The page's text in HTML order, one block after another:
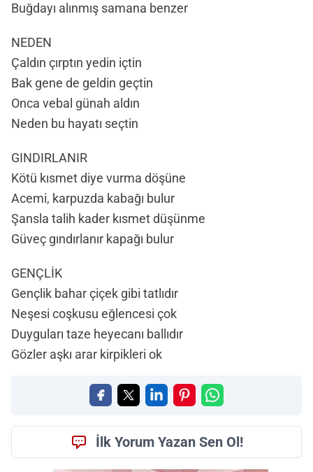
Buğdayı alınmış samana benzer
NEDEN
Çaldın çırptın yedin içtin
Bak gene de geldin geçtin
Onca vebal günah aldın
Neden bu hayatı seçtin
GINDIRLANIR
Kötü kısmet diye vurma döşüne
Acemi, karpuzda kabağı bulur
Şansla talih kader kısmet düşünme
Güveç gındırlanır kapağı bulur
GENÇLİK
Gençlik bahar çiçek gibi tatlıdır
Neşesi coşkusu eğlencesi çok
Duyguları taze heyecanı ballıdır
Gözler aşkı arar kirpikleri ok
İlk Yorum Yazan Sen Ol!